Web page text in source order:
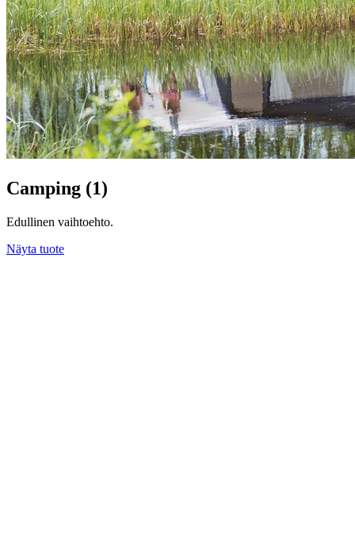
Camping (1)
Edullinen vaihtoehto.
Näyta tuote